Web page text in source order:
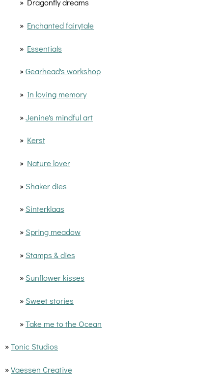
» Dragonfly dreams
» Enchanted fairytale
» Essentials
»Gearhead's workshop
» In loving memory
»Jenine's mindful art
» Kerst
» Nature lover
» Shaker dies
» Sinterklaas
» Spring meadow
» Stamps & dies
» Sunflower kisses
» Sweet stories
»Take me to the Ocean
»Tonic Studios
»Vaessen Creative